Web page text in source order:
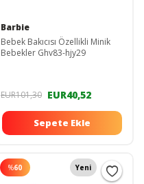
Barbie
Bebek Bakıcısı Özellikli Minik
Bebekler Ghv83-hjy29
EUR101,30 EUR40,52
Sepete Ekle
%60 Yeni